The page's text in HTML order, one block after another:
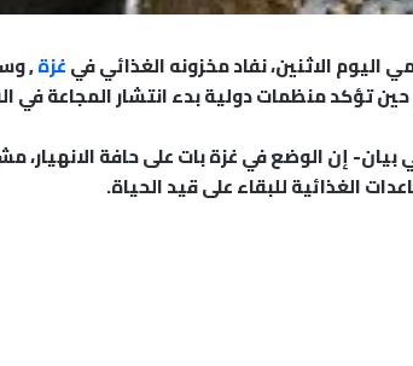
اليوم الاثنين، نفاد مخزونه الغذائي فيغزة,
بيان- إن الوضع في غزة بات على حافة
الغذائية للبقاء على قيد الحياة.